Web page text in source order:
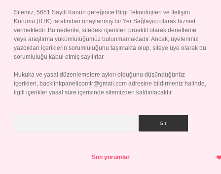
Sitemiz, 5651 Sayılı Kanun gereğince Bilgi Teknolojileri ve İletişim
Kurumu (BTK) tarafından onaylanmış bir Yer Sağlayıcı olarak hizmet
vermektedir. Bu nedenle, sitedeki içerikleri proaktif olarak denetleme
veya araştırma yükümlülüğümüz bulunmamaktadır. Ancak, üyelerimiz
yazdıkları içeriklerin sorumluluğunu taşımakta olup, siteye üye olarak bu
sorumluluğu kabul etmiş sayılırlar.
Hukuka ve yasal düzenlemelere aykırı olduğunu düşündüğünüz
içerikleri, backlinkpanelicomtr@gmail.com adresine bildirmeniz halinde,
ilgili içerikler yasal süre içerisinde sitemizden kaldırılacaktır.
Son yorumlar